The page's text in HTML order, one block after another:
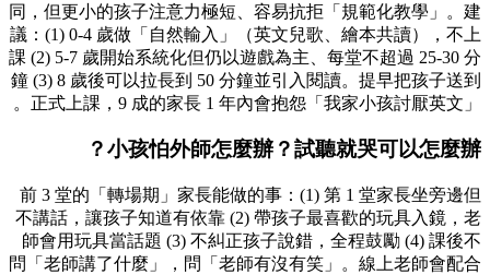
同，但更小的孩子注意力極短、容易抗拒「規範化教學」。建
議：(1) 0-4 歲做「自然輸入」（英文兒歌、繪本共讀），不上
課 (2) 5-7 歲開始系統化但仍以遊戲為主、每堂不超過 25-30 分
鐘 (3) 8 歲後可以拉長到 50 分鐘並引入閱讀。提早把孩子送到
正式上課，9 成的家長 1 年內會抱怨「我家小孩討厭英文」。
小孩怕外師怎麼辦？試聽就哭可以怎麼辦？
前 3 堂的「轉場期」家長能做的事：(1) 第 1 堂家長坐旁邊但
不講話，讓孩子知道有依靠 (2) 帶孩子最喜歡的玩具入鏡，老
師會用玩具當話題 (3) 不糾正孩子說錯，全程鼓勵 (4) 課後不
問「老師講了什麼」，問「老師有沒有笑」。線上老師會配合